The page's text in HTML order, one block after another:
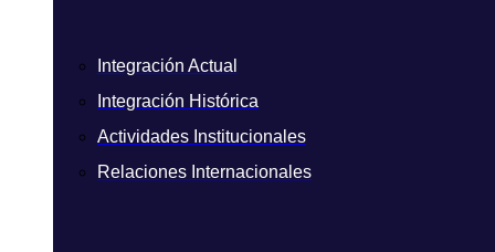
Integración Actual
Integración Histórica
Actividades Institucionales
Relaciones Internacionales